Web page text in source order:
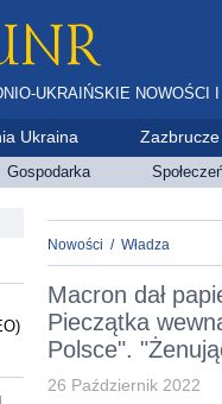
UKRAIŃSKIE NOWOŚCI
Ukraina Zazbrucze
Gospodarka
Nowości / Władza
Macron dał
Pieczątka
Polsce".
26 Październik 2022